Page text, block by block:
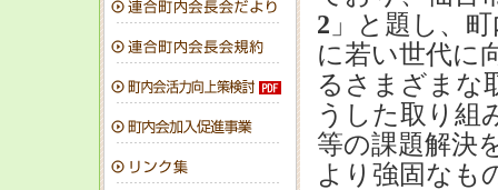
2 」と題し、
に若い世代に
るさまざまな
うした取り組
等の課題解決
より強固なも